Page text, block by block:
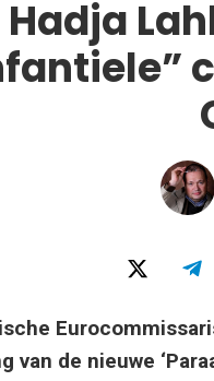
Hadja
van de nieuwe